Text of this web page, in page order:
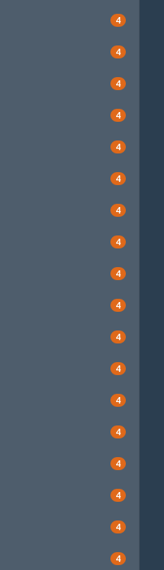
4
4
4
4
4
4
4
4
4
4
4
4
4
4
4
4
4
4